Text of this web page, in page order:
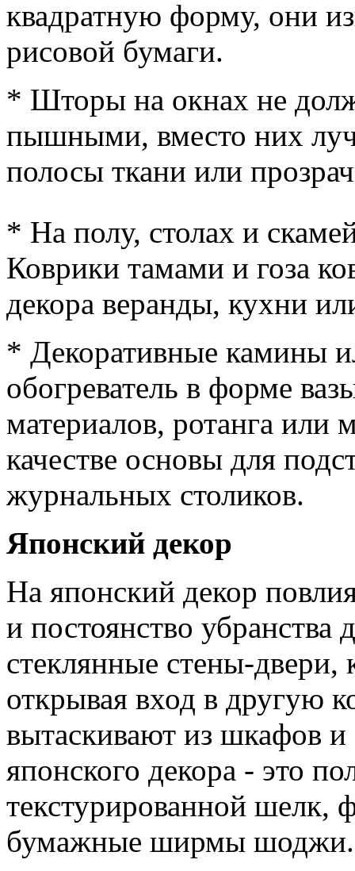
квадратную форму, они
рисовой бумаги.
* Шторы на окнах не
пышными, вместо них
полосы ткани или
* На полу, столах и
Коврики тамами и гоза
декора веранды, кухни
* Декоративные камины
обогреватель в форме
материалов, ротанга или
качестве основы для
журнальных столиков.
Японский декор
На японский декор
и постоянство убранства
стеклянные стены-двери,
открывая вход в другую
вытаскивают из шкафов
японского декора - это
текстурированной шелк,
бумажные ширмы шоджи.